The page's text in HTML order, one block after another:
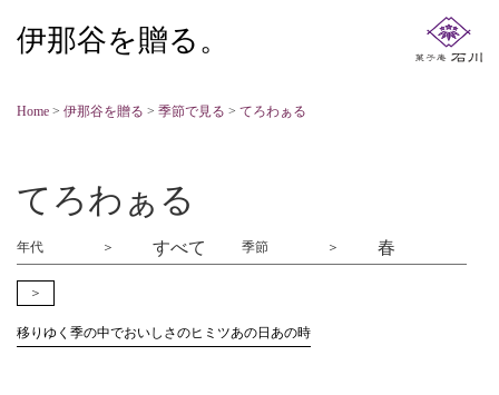
伊那谷を贈る。
Home > 伊那谷を贈る > 季節で見る > てろわぁる
てろわぁる
年代 季節
＞
移りゆく季の中でおいしさのヒミツあの日あの時